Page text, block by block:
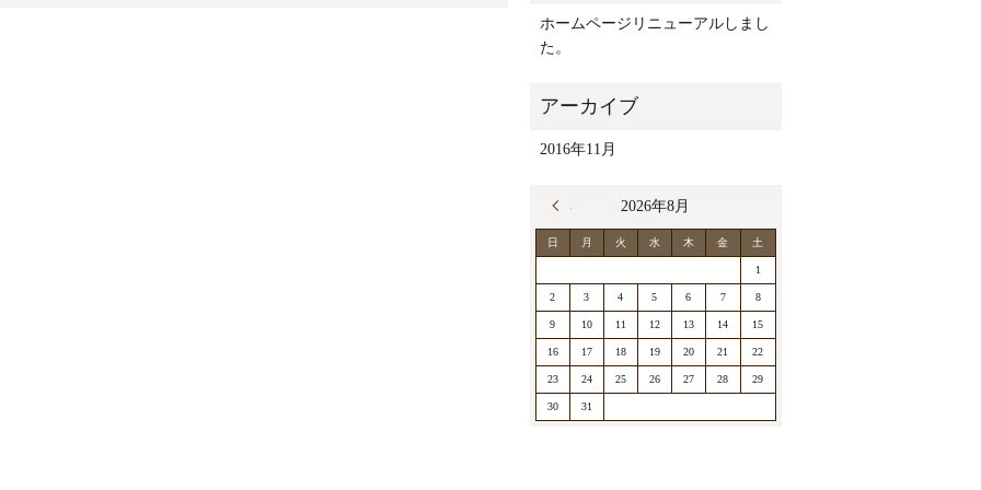
ホームページリニューアルしまし
た。
2016年11月
2026年8月
日 月 火 水 木 金 土
1
2 3 4 5 6 7 8
9 10 11 12 13 14 15
16 17 18 19 20 21 22
23 24 25 26 27 28 29
30 31